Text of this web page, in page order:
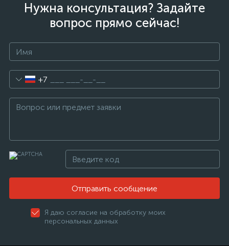
Нужна консультация? Задайте
вопрос прямо сейчас!
+7
Отправить сообщение
Я даю согласие на обработку моих
персональных данных